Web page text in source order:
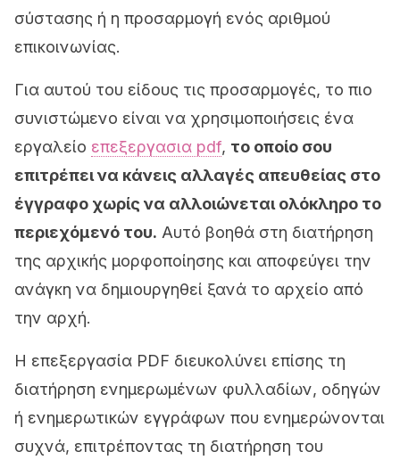
σύστασης ή η προσαρμογή ενός αριθμού
επικοινωνίας.
Για αυτού του είδους τις προσαρμογές, το πιο
συνιστώμενο είναι να χρησιμοποιήσεις ένα
εργαλείο επεξεργασια pdf, το οποίο σου
επιτρέπει να κάνεις αλλαγές απευθείας στο
έγγραφο χωρίς να αλλοιώνεται ολόκληρο το
περιεχόμενό του. Αυτό βοηθά στη διατήρηση
της αρχικής μορφοποίησης και αποφεύγει την
ανάγκη να δημιουργηθεί ξανά το αρχείο από
την αρχή.
Η επεξεργασία PDF διευκολύνει επίσης τη
διατήρηση ενημερωμένων φυλλαδίων, οδηγών
ή ενημερωτικών εγγράφων που ενημερώνονται
συχνά, επιτρέποντας τη διατήρηση του